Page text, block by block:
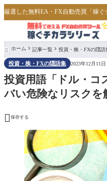
 ホーム 記事一覧 投資・株・FXの隠語
投資・株・FXの隠語集 2023年12月11日
投資用語「ドル・コ
バい危険なリスクを
 保存する